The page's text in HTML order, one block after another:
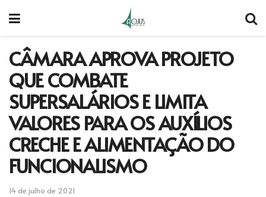
CÂMARA APROVA PROJETO
QUE COMBATE
SUPERSALÁRIOS E LIMITA
VALORES PARA OS AUXÍLIOS
CRECHE E ALIMENTAÇÃO DO
FUNCIONALISMO
14 de julho de 2021